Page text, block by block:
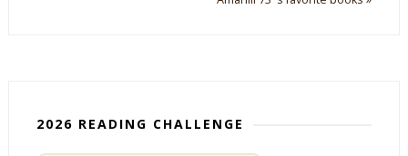
2026 READING CHALLENGE